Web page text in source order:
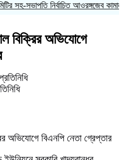
সভাপতি নির্বাচিত আওরঙ্গজেব কামাল
বিক্রির অভিযোগে
অভিযোগে বিএনপি নেতা গ্রেপ্তার